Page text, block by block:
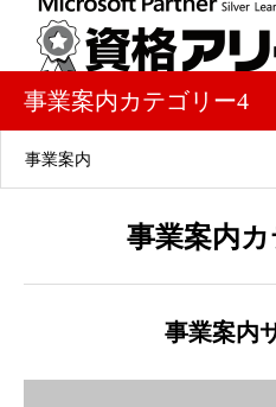
事業案内カテゴリー4
事業案内
事業案内
事業案内